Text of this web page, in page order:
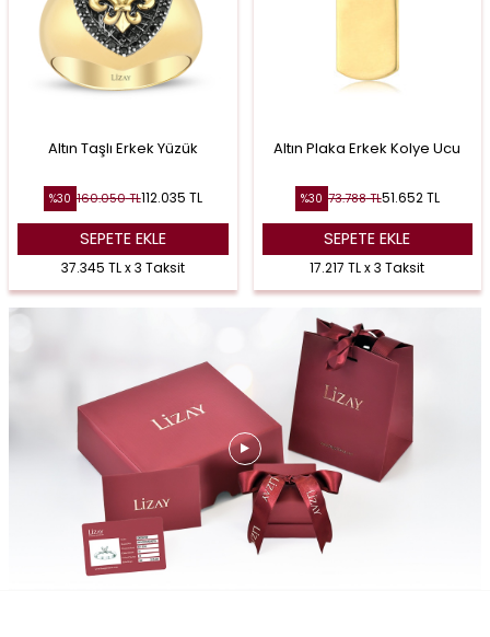
Altın Taşlı Erkek Yüzük
%30 160.050TL112.035 TL
SEPETE EKLE
37.345 TL x 3 Taksit
Altın Plaka Erkek Kolye Ucu
%30 73.788TL51.652TL
SEPETE EKLE
17.217 TL x 3 Taksit